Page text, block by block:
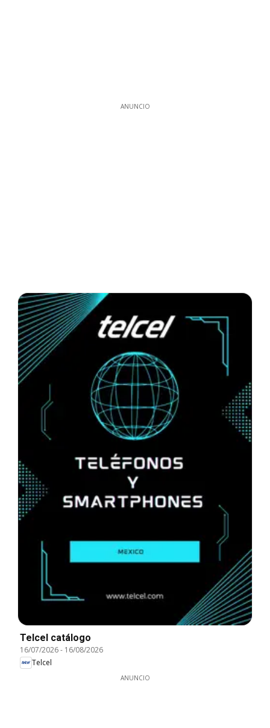
ANUNCIO
Telcel catálogo
16/07/2026- 16/08/2026
Telcel
ANUNCIO